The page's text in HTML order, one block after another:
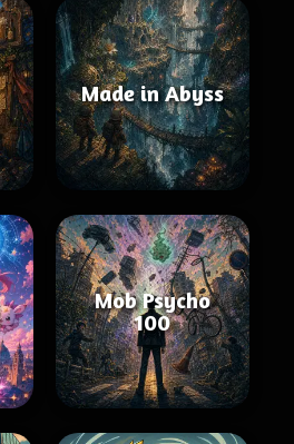
Made in Abyss
Mob Psycho
100